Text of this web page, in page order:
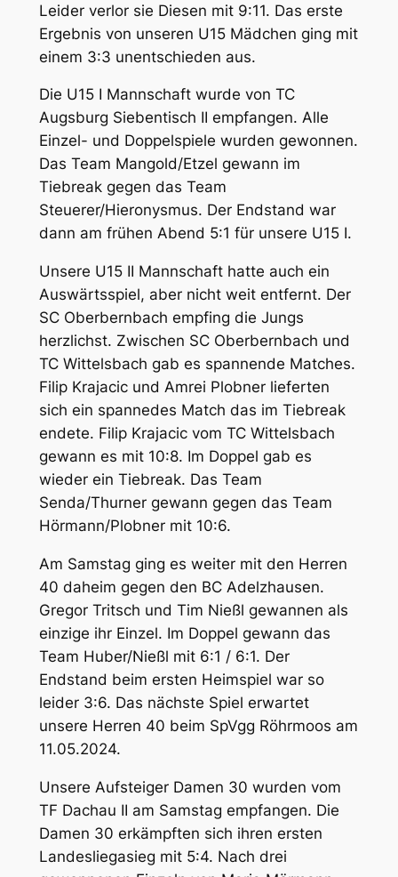
Leider verlor sie Diesen mit 9:11. Das erste
Ergebnis von unseren U15 Mädchen ging mit
einem 3:3 unentschieden aus.
Die U15 I Mannschaft wurde von TC
Augsburg Siebentisch II empfangen. Alle
Einzel- und Doppelspiele wurden gewonnen.
Das Team Mangold/Etzel gewann im
Tiebreak gegen das Team
Steuerer/Hieronysmus. Der Endstand war
dann am frühen Abend 5:1 für unsere U15 I.
Unsere U15 II Mannschaft hatte auch ein
Auswärtsspiel, aber nicht weit entfernt. Der
SC Oberbernbach empfing die Jungs
herzlichst. Zwischen SC Oberbernbach und
TC Wittelsbach gab es spannende Matches.
Filip Krajacic und Amrei Plobner lieferten
sich ein spannedes Match das im Tiebreak
endete. Filip Krajacic vom TC Wittelsbach
gewann es mit 10:8. Im Doppel gab es
wieder ein Tiebreak. Das Team
Senda/Thurner gewann gegen das Team
Hörmann/Plobner mit 10:6.
Am Samstag ging es weiter mit den Herren
40 daheim gegen den BC Adelzhausen.
Gregor Tritsch und Tim Nießl gewannen als
einzige ihr Einzel. Im Doppel gewann das
Team Huber/Nießl mit 6:1 / 6:1. Der
Endstand beim ersten Heimspiel war so
leider 3:6. Das nächste Spiel erwartet
unsere Herren 40 beim SpVgg Röhrmoos am
11.05.2024.
Unsere Aufsteiger Damen 30 wurden vom
TF Dachau II am Samstag empfangen. Die
Damen 30 erkämpften sich ihren ersten
Landesliegasieg mit 5:4. Nach drei